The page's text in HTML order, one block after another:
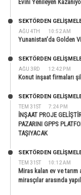
Evini Yenileyen
AĞU 4TH 10:52 AM
SEKTÖRDEN
Yunanistan’da Golden
AĞU 3RD 12:42 PM
SEKTÖRDEN
Konut inşaat firmaları
TEM 31ST 7:24 PM
SEKTÖRDEN
İNŞAAT PROJE
PAZARINI GPPS
TAŞIYACAK
TEM 31ST 10:12 AM
SEKTÖRDEN
Miras kalan ev ve
mirasçılar arasında